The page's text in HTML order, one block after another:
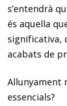
s’entendrà
és aquella
significativa,
acabats de
Allunyament
essencials?